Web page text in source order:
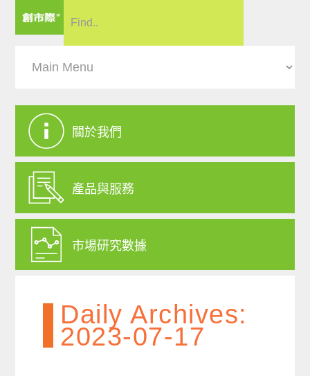
關於我們
產品與服務
市場研究數據
Daily Archives:
2023-07-17